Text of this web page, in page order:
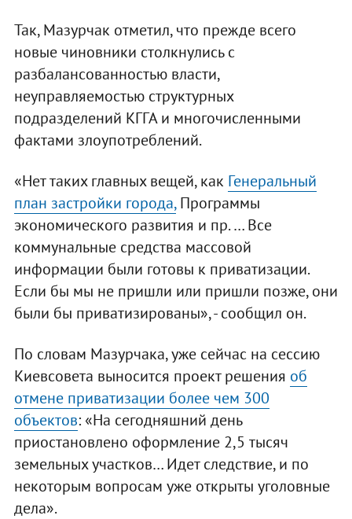
Так, Мазурчак отметил, что прежде всего
новые чиновники столкнулись с
разбалансованностью власти,
неуправляемостью структурных
подразделений КГГА и многочисленными
фактами злоупотреблений.
«Нет таких главных вещей, как Генеральный
план застройки города,Программы
экономического развития и пр. … Все
коммунальные средства массовой
информации были готовы к приватизации.
Если бы мы не пришли или пришли позже, они
были бы приватизированы», - сообщил он.
По словам Мазурчака, уже сейчас на сессию
Киевсовета выносится проект решения об
отмене приватизации более чем 300
объектов: «На сегодняшний день
приостановлено оформление 2,5 тысяч
земельных участков… Идет следствие, и по
некоторым вопросам уже открыты уголовные
дела».